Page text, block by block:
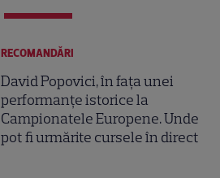
RECOMANDĂRI
David Popovici, în fața unei
performanțe istorice la
Campionatele Europene. Unde
pot fi urmărite cursele în direct